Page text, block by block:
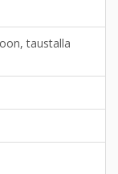
taustalla